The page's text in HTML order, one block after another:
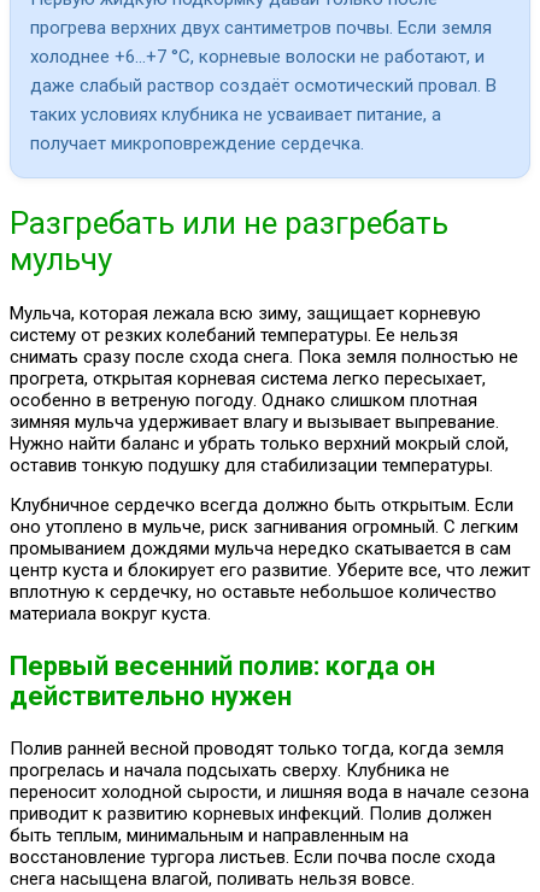
прогрева верхних двух сантиметров почвы. Если земля
холоднее +6…+7 °C, корневые волоски не работают, и
даже слабый раствор создаёт осмотический провал. В
таких условиях клубника не усваивает питание, а
получает микроповреждение сердечка.
Разгребать или не разгребать
мульчу
Мульча, которая лежала всю зиму, защищает корневую
систему от резких колебаний температуры. Ее нельзя
снимать сразу после схода снега. Пока земля полностью не
прогрета, открытая корневая система легко пересыхает,
особенно в ветреную погоду. Однако слишком плотная
зимняя мульча удерживает влагу и вызывает выпревание.
Нужно найти баланс и убрать только верхний мокрый слой,
оставив тонкую подушку для стабилизации температуры.
Клубничное сердечко всегда должно быть открытым. Если
оно утоплено в мульче, риск загнивания огромный. С легким
промыванием дождями мульча нередко скатывается в сам
центр куста и блокирует его развитие. Уберите все, что лежит
вплотную к сердечку, но оставьте небольшое количество
материала вокруг куста.
Первый весенний полив: когда он
действительно нужен
Полив ранней весной проводят только тогда, когда земля
прогрелась и начала подсыхать сверху. Клубника не
переносит холодной сырости, и лишняя вода в начале сезона
приводит к развитию корневых инфекций. Полив должен
быть теплым, минимальным и направленным на
восстановление тургора листьев. Если почва после схода
снега насыщена влагой, поливать нельзя вовсе.